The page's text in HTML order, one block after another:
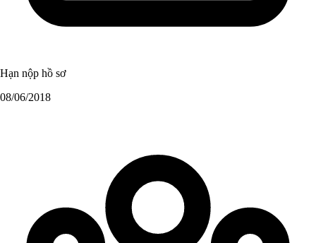
Hạn nộp hồ sơ
08/06/2018